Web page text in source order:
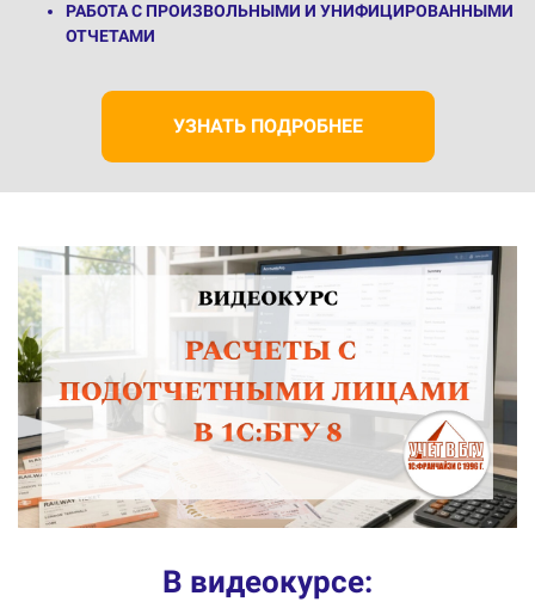
РАБОТА С ПРОИЗВОЛЬНЫМИ И УНИФИЦИРОВАННЫМИ
ОТЧЕТАМИ
УЗНАТЬ ПОДРОБНЕЕ
В видеокурсе: